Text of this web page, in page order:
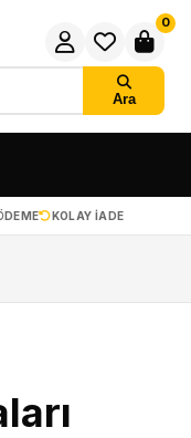
Ara
0
KOLAY IADE